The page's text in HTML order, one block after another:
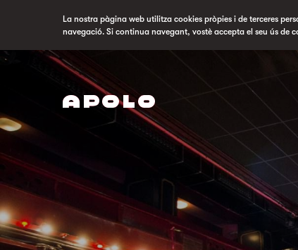
La nostra pàgina web utilitza cookies pròpies i de terceres
navegació. Si continua navegant, vostè accepta el seu ús de